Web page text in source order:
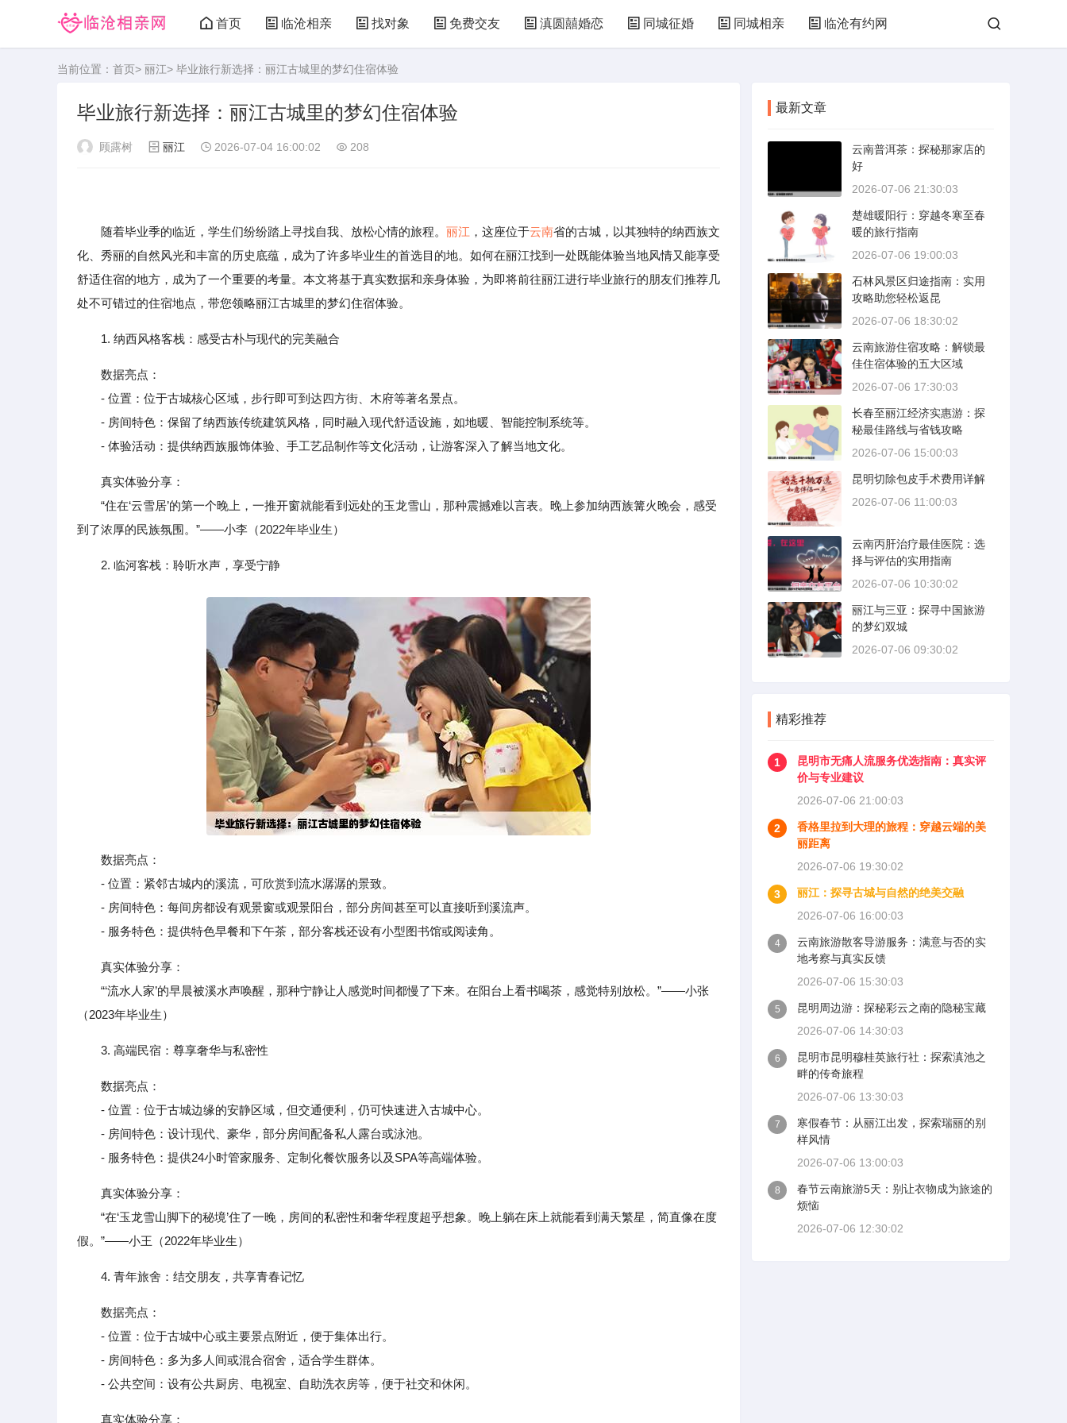
首页 临沧相亲 找对象 免费交友 滇圆囍婚恋 同城征婚 同城相亲 临沧有约网
当前位置： 首页> 丽江> 毕业旅行新选择：丽江古城里的梦幻住宿体验
毕业旅行新选择：丽江古城里的梦幻住宿体验
顾露树 丽江 2026-07-04 16:00:02 208
随着毕业季的临近，学生们纷纷踏上寻找自我、放松心情的旅程。 丽江 ，这座位于云南省的古城，以其独特的纳西族文
化、秀丽的自然风光和丰富的历史底蕴，成为了许多毕业生的首选目的地。如何在丽江找到一处既能体验当地风情又能享受
舒适住宿的地方，成为了一个重要的考量。本文将基于真实数据和亲身体验，为即将前往丽江进行毕业旅行的朋友们推荐几
处不可错过的住宿地点，带您领略丽江古城里的梦幻住宿体验。
1. 纳西风格客栈：感受古朴与现代的完美融合
数据亮点：
- 位置：位于古城核心区域，步行即可到达四方街、木府等著名景点。
- 房间特色：保留了纳西族传统建筑风格，同时融入现代舒适设施，如地暖、智能控制系统等。
- 体验活动：提供纳西族服饰体验、手工艺品制作等文化活动，让游客深入了解当地文化。
真实体验分享：
“住在‘云雪居’的第一个晚上，一推开窗就能看到远处的玉龙雪山，那种震撼难以言表。晚上参加纳西族篝火晚会，感受
到了浓厚的民族氛围。”——小李（2022年毕业生）
2. 临河客栈：聆听水声，享受宁静
数据亮点：
- 位置：紧邻古城内的溪流，可欣赏到流水潺潺的景致。
- 房间特色：每间房都设有观景窗或观景阳台，部分房间甚至可以直接听到溪流声。
- 服务特色：提供特色早餐和下午茶，部分客栈还设有小型图书馆或阅读角。
真实体验分享：
“‘流水人家’的早晨被溪水声唤醒，那种宁静让人感觉时间都慢了下来。在阳台上看书喝茶，感觉特别放松。”——小张
（2023年毕业生）
3. 高端民宿：尊享奢华与私密性
数据亮点：
- 位置：位于古城边缘的安静区域，但交通便利，仍可快速进入古城中心。
- 房间特色：设计现代、豪华，部分房间配备私人露台或泳池。
- 服务特色：提供24小时管家服务、定制化餐饮服务以及SPA等高端体验。
真实体验分享：
“在‘玉龙雪山脚下的秘境’住了一晚，房间的私密性和奢华程度超乎想象。晚上躺在床上就能看到满天繁星，简直像在度
假。”——小王（2022年毕业生）
4. 青年旅舍：结交朋友，共享青春记忆
数据亮点：
- 位置：位于古城中心或主要景点附近，便于集体出行。
- 房间特色：多为多人间或混合宿舍，适合学生群体。
- 公共空间：设有公共厨房、电视室、自助洗衣房等，便于社交和休闲。
真实体验分享：
最新文章
云南普洱茶：探秘那家店的
好
2026-07-06 21:30:03
楚雄暖阳行：穿越冬寒至春
暖的旅行指南
2026-07-06 19:00:03
石林风景区归途指南：实用
攻略助您轻松返昆
2026-07-06 18:30:02
云南旅游住宿攻略：解锁最
佳住宿体验的五大区域
2026-07-06 17:30:03
长春至丽江经济实惠游：探
秘最佳路线与省钱攻略
2026-07-06 15:00:03
昆明切除包皮手术费用详解
2026-07-06 11:00:03
云南丙肝治疗最佳医院：选
择与评估的实用指南
2026-07-06 10:30:02
丽江与三亚：探寻中国旅游
的梦幻双城
2026-07-06 09:30:02
精彩推荐
1
昆明市无痛人流服务优选指南：真实评
价与专业建议
2026-07-06 21:00:03
2
香格里拉到大理的旅程：穿越云端的美
丽距离
2026-07-06 19:30:02
3
丽江：探寻古城与自然的绝美交融
2026-07-06 16:00:03
4
云南旅游散客导游服务：满意与否的实
地考察与真实反馈
2026-07-06 15:30:03
5
昆明周边游：探秘彩云之南的隐秘宝藏
2026-07-06 14:30:03
6
昆明市昆明穆桂英旅行社：探索滇池之
畔的传奇旅程
2026-07-06 13:30:03
7
寒假春节：从丽江出发，探索瑞丽的别
样风情
2026-07-06 13:00:03
8
春节云南旅游5天：别让衣物成为旅途的
烦恼
2026-07-06 12:30:02